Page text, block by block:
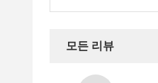
모든 리뷰